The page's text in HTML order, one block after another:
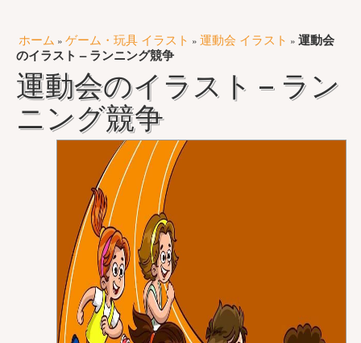
ホーム » ゲーム・玩具 イラスト » 運動会 イラスト » 運動会
のイラスト – ランニング競争
運動会のイラスト – ラン
ニング競争